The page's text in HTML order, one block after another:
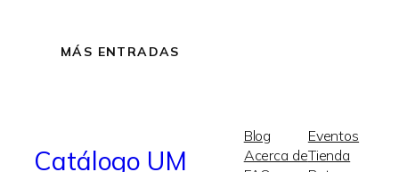
MÁS ENTRADAS
Catálogo UM
Blog
Acerca de
Eventos
Tienda